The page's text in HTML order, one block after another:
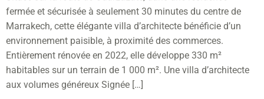
fermée et sécurisée à seulement 30 minutes du centre de
Marrakech, cette élégante villa d’architecte bénéficie d’un
environnement paisible, à proximité des commerces.
Entièrement rénovée en 2022, elle développe 330 m²
habitables sur un terrain de 1 000 m². Une villa d’architecte
aux volumes généreux Signée […]